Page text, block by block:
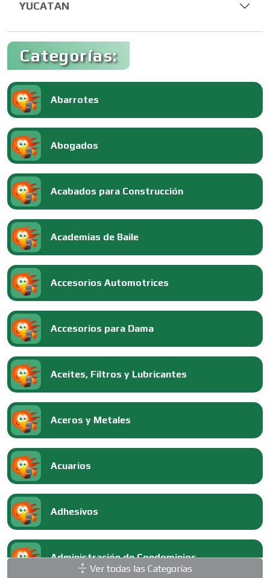
YUCATAN
Categorías:
Abarrotes
Abogados
Acabados para Construcción
Academias de Baile
Accesorios Automotrices
Accesorios para Dama
Aceites, Filtros y Lubricantes
Aceros y Metales
Acuarios
Adhesivos
Administración de Condominios
Ver todas las Categorías